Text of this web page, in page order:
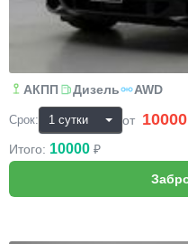
АКПП Дизель AWD
Срок: от 10000
Итого: 10000 ₽